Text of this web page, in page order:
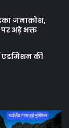
जनाक्रोश,
अड़े भक्त
एडमिशन की